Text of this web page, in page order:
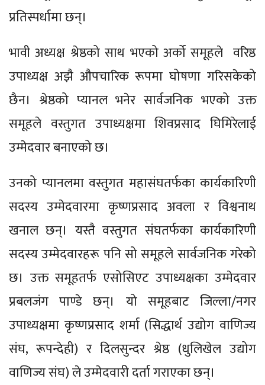
प्रतिस्पर्धामा छन्।
भावी अध्यक्ष श्रेष्ठको साथ भएको अर्को समूहले वरिष्ठ
उपाध्यक्ष अझै औपचारिक रूपमा घोषणा गरिसकेको
छैन। श्रेष्ठको प्यानल भनेर सार्वजनिक भएको उक्त
समूहले वस्तुगत उपाध्यक्षमा शिवप्रसाद घिमिरेलाई
उम्मेदवार बनाएको छ।
उनको प्यानलमा वस्तुगत महासंघतर्फका कार्यकारिणी
सदस्य उम्मेदवारमा कृष्णप्रसाद अवला र विश्वनाथ
खनाल छन्। यस्तै वस्तुगत संघतर्फका कार्यकारिणी
सदस्य उम्मेदवारहरू पनि सो समूहले सार्वजनिक गरेको
छ। उक्त समूहतर्फ एसोसिएट उपाध्यक्षका उम्मेदवार
प्रबलजंग पाण्डे छन्। यो समूहबाट जिल्ला/नगर
उपाध्यक्षमा कृष्णप्रसाद शर्मा (सिद्धार्थ उद्योग वाणिज्य
संघ, रूपन्देही) र दिलसुन्दर श्रेष्ठ (धुलिखेल उद्योग
वाणिज्य संघ) ले उम्मेदवारी दर्ता गराएका छन्।